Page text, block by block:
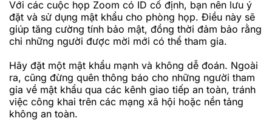
Với các cuộc họp Zoom có ID cố định, bạn nên lưu ý
đặt và sử dụng mật khẩu cho phòng họp. Điều này sẽ
giúp tăng cường tính bảo mật, đồng thời đảm bảo rằng
chỉ những người được mời mới có thể tham gia.
Hãy đặt một mật khẩu mạnh và không dễ đoán. Ngoài
ra, cũng đừng quên thông báo cho những người tham
gia về mật khẩu qua các kênh giao tiếp an toàn, tránh
việc công khai trên các mạng xã hội hoặc nền tảng
không an toàn.